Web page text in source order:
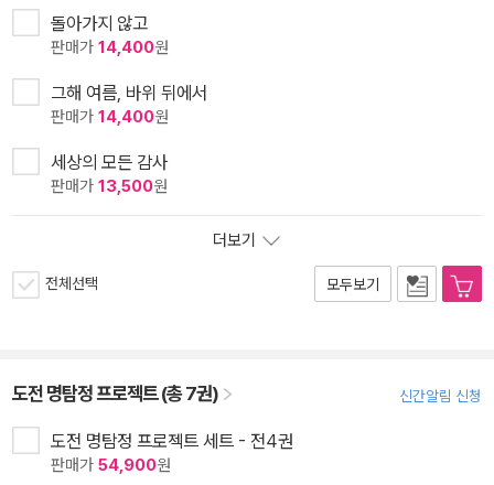
돌아가지 않고
판매가 14,400원
그해 여름, 바위 뒤에서
판매가 14,400원
세상의 모든 감사
판매가 13,500원
더보기
전체선택 모두보기
도전 명탐정 프로젝트 (총 7권) 신간알림 신청
도전 명탐정 프로젝트 세트 - 전4권
판매가 54,900원